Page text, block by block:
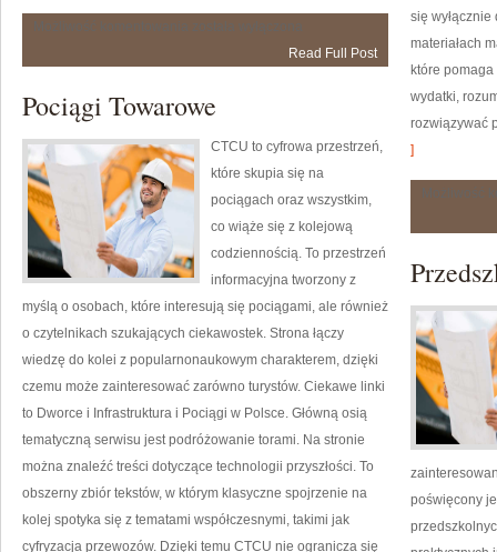
Read Full Post
się
materiałach
które
wydatki,
rozwiązywać
]
Pociągi Towarowe
CTCU to cyfrowa przestrzeń,
które skupia się na
pociągach oraz wszystkim,
co wiąże się z kolejową
codziennością. To przestrzeń
informacyjna tworzony z
myślą o osobach, które interesują się pociągami, ale również
o czytelnikach szukających ciekawostek. Strona łączy
wiedzę do kolei z popularnonaukowym charakterem, dzięki
czemu może zainteresować zarówno turystów. Ciekawe linki
to Dworce i Infrastruktura i Pociągi w Polsce. Główną osią
tematyczną serwisu jest podróżowanie torami. Na stronie
można znaleźć treści dotyczące technologii przyszłości. To
obszerny zbiór tekstów, w którym klasyczne spojrzenie na
kolej spotyka się z tematami współczesnymi, takimi jak
cyfryzacja przewozów. Dzięki temu CTCU nie ogranicza się
poświęcony